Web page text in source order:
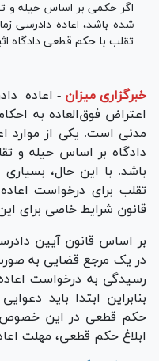
اگر حکمی بر اساس حیله و
شده باشد، اعاده دادرسی
تقلب با حکم قطعی دادگاه
خبرگزاری میزان - اعاده
اعتراض فوق‌العاده به
مدنی است. یکی از موارد
دادگاه بر اساس حیله و
باشد. با این حال،
تقلب برای درخواست
قانون شرایط خاصی برای
بر اساس قانون آیین
در یک مرجع قضایی به
رسیدگی به درخواست
بنابراین ابتدا باید
حکم قطعی در این خصوص
ابلاغ حکم قطعی، مهلت